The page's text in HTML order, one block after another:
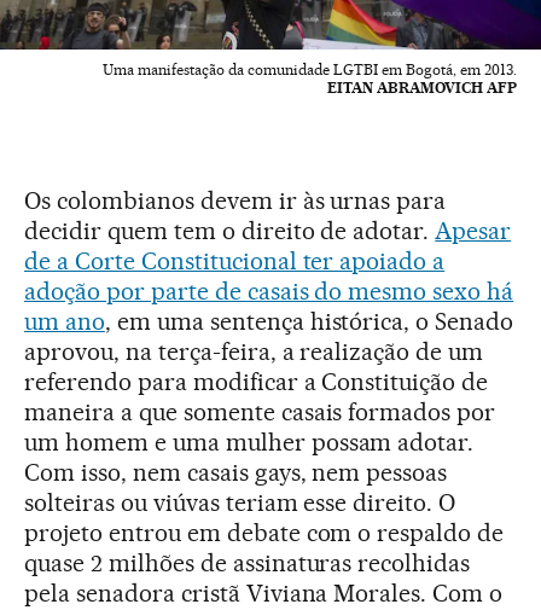
Uma manifestação da comunidade LGTBI em Bogotá, em 2013.
EITAN ABRAMOVICH AFP
Os colombianos devem ir às urnas para
decidir quem tem o direito de adotar.Apesar
de a Corte Constitucional ter apoiado a
adoção por parte de casais do mesmo sexo há
um ano, em uma sentença histórica, o Senado
aprovou, na terça-feira, a realização de um
referendo para modificar a Constituição de
maneira a que somente casais formados por
um homem e uma mulher possam adotar.
Com isso, nem casais gays, nem pessoas
solteiras ou viúvas teriam esse direito. O
projeto entrou em debate com o respaldo de
quase 2 milhões de assinaturas recolhidas
pela senadora cristã Viviana Morales. Com o